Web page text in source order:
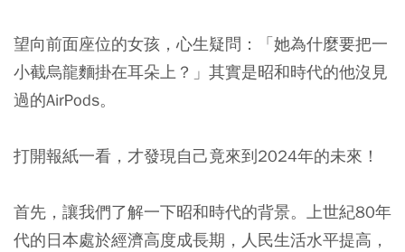
望向前面座位的女孩，心生疑問：「她為什麼要把一
小截烏龍麵掛在耳朵上？」其實是昭和時代的他沒見
過的AirPods。
打開報紙一看，才發現自己竟來到2024年的未來！
首先，讓我們了解一下昭和時代的背景。上世紀80年
代的日本處於經濟高度成長期，人民生活水平提高，